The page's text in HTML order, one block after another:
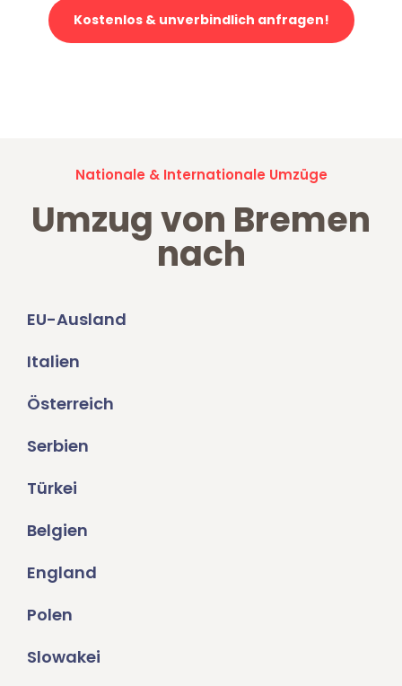
Kostenlos & unverbindlich anfragen!
Nationale & Internationale Umzüge
Umzug von Bremen
nach
EU-Ausland
Italien
Österreich
Serbien
Türkei
Belgien
England
Polen
Slowakei